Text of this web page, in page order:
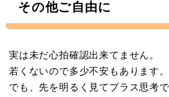
その他ご自由に
実は未だ心拍確認出来てません。
若くないので多少不安もあります。
でも、先を明るく見てプラス思考